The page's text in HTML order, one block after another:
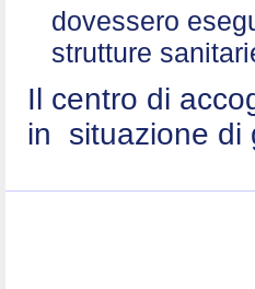
dovessero
strutture
Il centro di
in situazione di